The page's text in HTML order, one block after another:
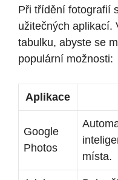
Při třídění fotografií
užitečných aplikací.
tabulku, abyste se
populární možnosti:
Aplikace
Google
Photos
místa.